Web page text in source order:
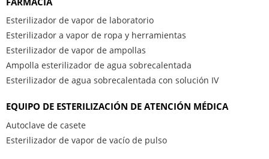
Esterilizador de vapor de laboratorio
Esterilizador a vapor de ropa y herramientas
Esterilizador de vapor de ampollas
Ampolla esterilizador de agua sobrecalentada
Esterilizador de agua sobrecalentada con solución IV
EQUIPO DE ESTERILIZACIÓN DE ATENCIÓN MÉDICA
Autoclave de casete
Esterilizador de vapor de vacío de pulso